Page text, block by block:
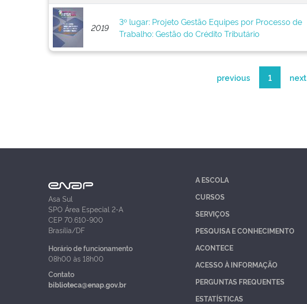
2019
3º lugar: Projeto Gestão Equipes por Processo de
Trabalho: Gestão do Crédito Tributário
previous 1 next
Asa Sul
SPO Área Especial 2-A
CEP 70.610-900
Brasília/DF
Horário de funcionamento
08h00 às 18h00
Contato
biblioteca@enap.gov.br
A ESCOLA
CURSOS
SERVIÇOS
PESQUISA E CONHECIMENTO
ACONTECE
ACESSO À INFORMAÇÃO
PERGUNTAS FREQUENTES
ESTATÍSTICAS